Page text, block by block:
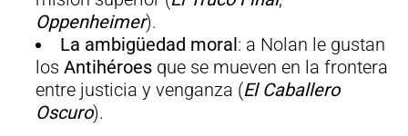
Oppenheimer).
La ambigüedad moral: a Nolan le gustan
los Antihéroesque se mueven en la frontera
entre justicia y venganza (El Caballero
Oscuro).